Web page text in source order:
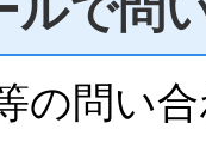
ルで問
の問い